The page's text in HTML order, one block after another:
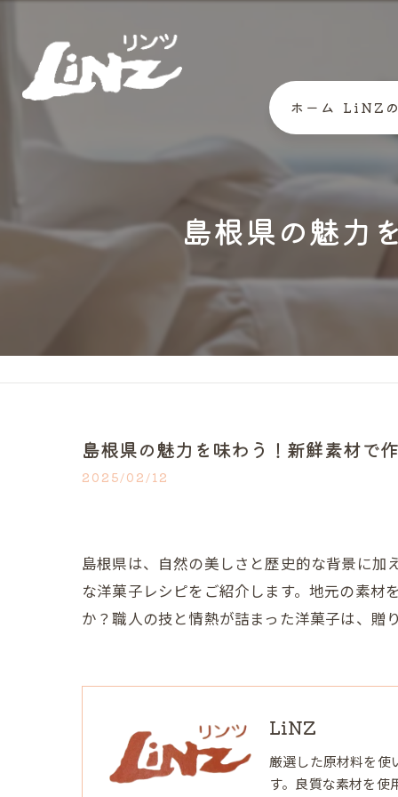
ホーム LiNZ
代表
島根県の魅力
島根県の魅力を味わう！新鮮素材で
2025/02/12
島根県は、自然の美しさと歴史的な背景に
な洋菓子レシピをご紹介します。地元の素
か？職人の技と情熱が詰まった洋菓子は、贈
LiNZ
厳選した原材料を使
す。良質な素材を使